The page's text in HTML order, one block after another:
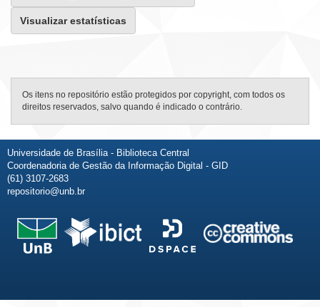
Visualizar estatísticas
Os itens no repositório estão protegidos por copyright, com todos os
direitos reservados, salvo quando é indicado o contrário.
Universidade de Brasília - Biblioteca Central
Coordenadoria de Gestão da Informação Digital - GID
(61) 3107-2683
repositorio@unb.br